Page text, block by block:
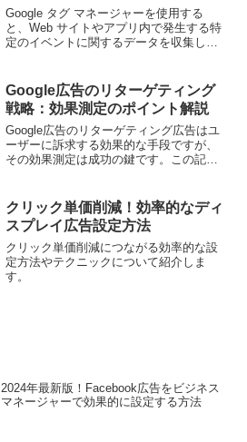
Google タグ マネージャーを使用する
と、Web サイトやアプリ内で発生する特
定のイベントに関するデータを収集し、
設定することで、ユーザーが特定のアク
ションを実行した際に正確なコンバージ
ョンデータを取得することができます。
この記事では、Google タグ マネージャ
ーを使用したイベント固有のコンバージ
ョン トラッキングの設定方法を詳しく解
Google広告のリターゲティング
戦略：効果測定のポイント解説
Google広告のリターゲティング広告はユ
ーザーに訴求する効果的な手段ですが、
その効果測定は成功の鍵です。この記事
手法について解説します。正確な効果測
定により、キャンペーンの最適化やROI
向上に繋げましょう。
クリック単価削減！効率的なディ
スプレイ広告設定方法
クリック単価削減につながる効率的な設
定方法やテクニックについて紹介しま
す。
2024年最新版！Facebook広告をビジネス
マネージャーで効果的に設定する方法